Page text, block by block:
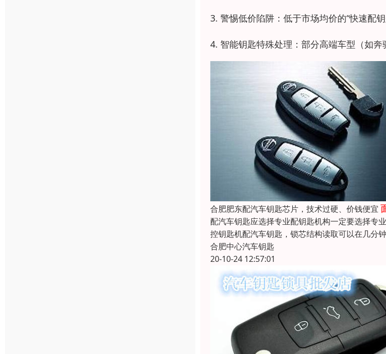
3. 警惕低价陷阱：低于市场均价的“快速配
4. 智能钥匙特殊处理：部分高端车型（如
合肥肥东配汽车钥匙芯片，技术过硬、价钱便宜
配汽车钥匙应选择专业配钥匙机构一定要选择专
控钥匙机配汽车钥匙，锁芯结构读取可以在几分
合肥中心汽车钥匙
20-10-24 12:57:01